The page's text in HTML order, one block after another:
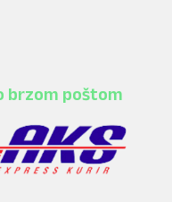
brzom poštom